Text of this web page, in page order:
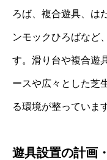
ろば、複合遊具、は
ンモックひろばなど
す。滑り台や複合遊
ースや広々とした芝
る環境が整っていま
遊具設置の計画